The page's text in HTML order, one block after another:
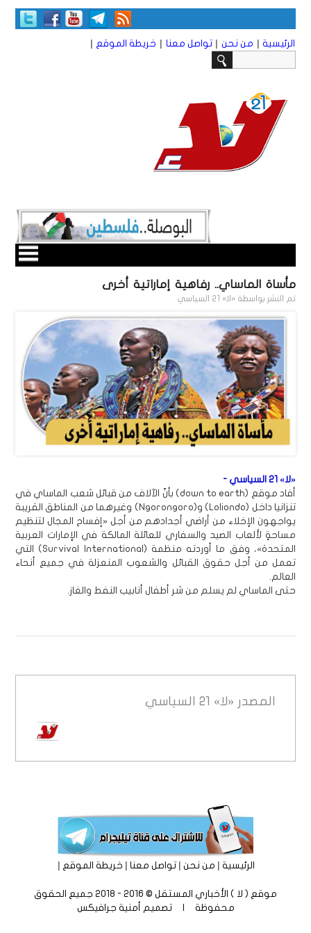
الرئيسية | من نحن | تواصل معنا | خريطة الموقع |
مأساة الماساي.. رفاهية إماراتية أخرى
تم النشر بواسطة «لا» 21 السياسي
«لا» 21 السياسي -
أفاد موقع (down to earth) بأنّ الآلاف من قبائل شعب الماساي في
تنزانيا داخل (Loliondo) و(Ngorongoro) وغيرهما من المناطق القريبة
يواجهون الإخلاء من أراضي أجدادهم من أجل «إفساح المجال لتنظيم
مساحةٍ لألعاب الصيد والسفاري للعائلة المالكة في الإمارات العربية
المتحدة»، وفق ما أوردته منظمة (Survival International) التي
تعمل من أجل حقوق القبائل والشعوب المنعزلة في جميع أنحاء
العالم.
حتى الماساي لم يسلم من شر أطفال أنابيب النفط والغاز.
المصدر «لا» 21 السياسي
الرئيسية|من نحن|تواصل معنا|خريطة الموقع |
موقع ( لا ) الأخباري المستقل © 2016 - 2018 جميع الحقوق
محفوظة | تصميم أمنية جرافيكس